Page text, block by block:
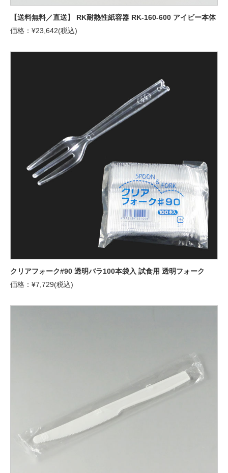
【送料無料／直送】 RK耐熱性紙容器 RK-160-600 アイビー本体
価格：¥23,642(税込)
クリアフォーク#90 透明バラ100本袋入 試食用 透明フォーク
価格：¥7,729(税込)